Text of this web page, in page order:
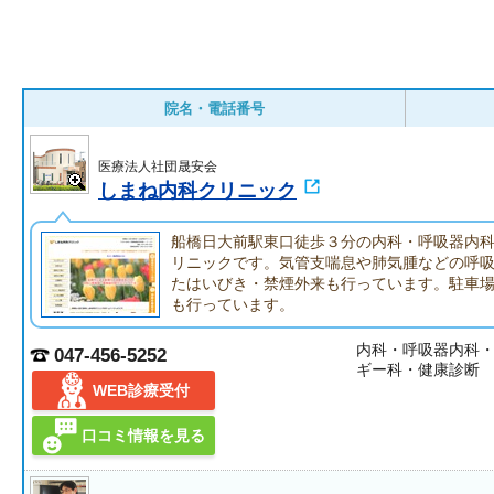
院名・電話番号
医療法人社団晟安会
しまね内科クリニック
船橋日大前駅東口徒歩３分の内科・呼吸器内
リニックです。気管支喘息や肺気腫などの呼
たはいびき・禁煙外来も行っています。駐車
も行っています。
047-456-5252
WEB診療受付
口コミ情報を見る
内科・呼吸器内科
ギー科・健康診断